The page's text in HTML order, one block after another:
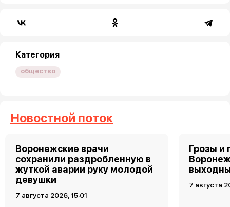
Категория
общество
Новостной поток
Воронежские врачи
сохранили раздробленную в
жуткой аварии руку молодой
девушки
7 августа 2026, 15:01
Грозы и
7 августа